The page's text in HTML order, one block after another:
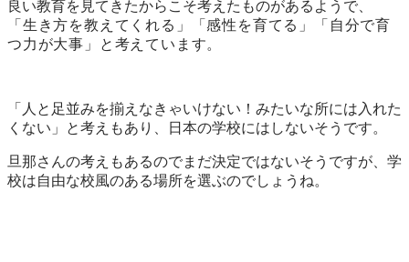
良い教育を見てきたからこそ考えたものがあるようで、
「生き方を教えてくれる」「感性を育てる」「自分で育
つ力が大事」と考えています。
「人と足並みを揃えなきゃいけない！みたいな所には入れた
くない」と考えもあり、日本の学校にはしないそうです。
旦那さんの考えもあるのでまだ決定ではないそうですが、学
校は自由な校風のある場所を選ぶのでしょうね。